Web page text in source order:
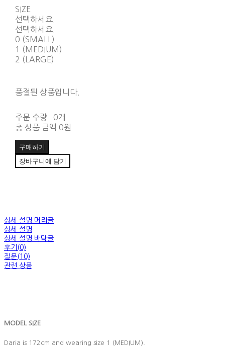
SIZE
선택하세요.
선택하세요.
0 (SMALL)
1 (MEDIUM)
2 (LARGE)
품절된 상품입니다.
주문 수량
0개
총 상품 금액 0원
구매하기
장바구니에 담기
상세 설명 머리글
상세 설명
상세 설명 바닥글
후기(0)
질문(10)
관련 상품
MODEL SIZE
Daria is 172cm and wearing size 1 (MEDIUM).